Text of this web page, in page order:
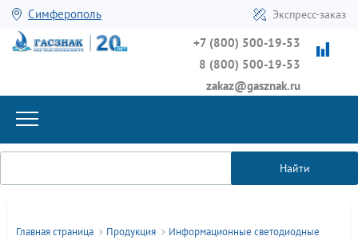
Симферополь Экспресс-заказ
+7 (800) 500-19-53
8 (800) 500-19-53
zakaz@gasznak.ru
Найти
Главная страница Продукция
Информационные светодиодные